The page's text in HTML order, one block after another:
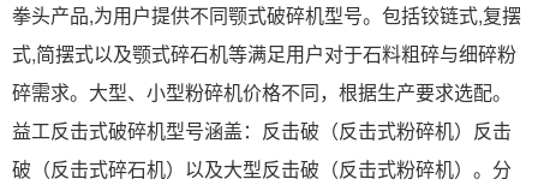
拳头产品,为用户提供不同颚式破碎机型号。包括铰链式,复摆
式,简摆式以及颚式碎石机等满足用户对于石料粗碎与细碎粉
碎需求。大型、小型粉碎机价格不同，根据生产要求选配。
益工反击式破碎机型号涵盖：反击破（反击式粉碎机）反击
破（反击式碎石机）以及大型反击破（反击式粉碎机）。分